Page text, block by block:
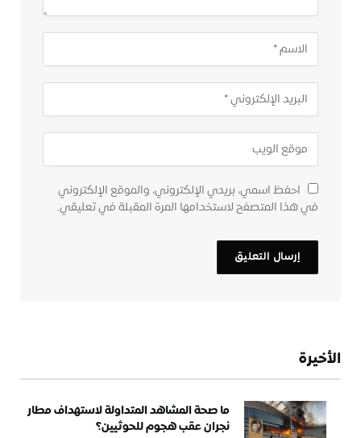
احفظ اسمي، بريدي الإلكتروني، والموقع الإلكتروني
في هذا المتصفح لاستخدامها المرة المقبلة في تعليقي.
الأخيرة
ما صحة المشاهد المتداولة لاستهداف مطار
نجران عقب هجوم للحوثيين؟